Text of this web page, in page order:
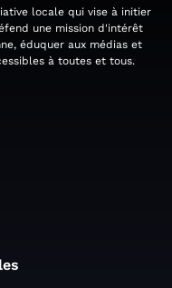
locale qui vise à initier
une mission d'intérêt
éduquer aux médias et
à toutes et tous.